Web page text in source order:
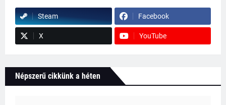
Steam Facebook
X YouTube
Népszerű cikkünk a héten